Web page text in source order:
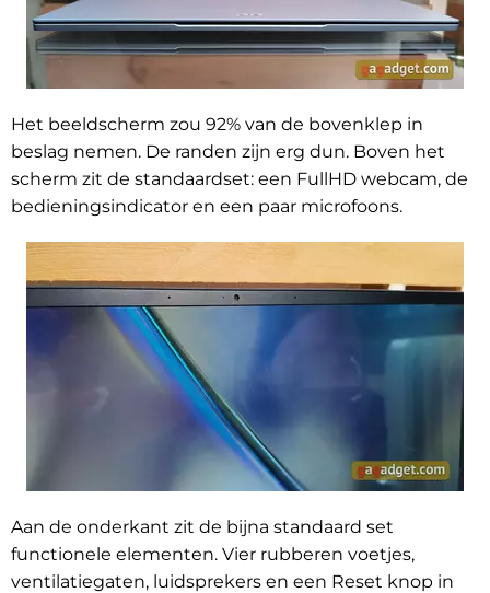
Het beeldscherm zou 92% van de bovenklep in
beslag nemen. De randen zijn erg dun. Boven het
scherm zit de standaardset: een FullHD webcam, de
bedieningsindicator en een paar microfoons.
Aan de onderkant zit de bijna standaard set
functionele elementen. Vier rubberen voetjes,
ventilatiegaten, luidsprekers en een Reset knop in